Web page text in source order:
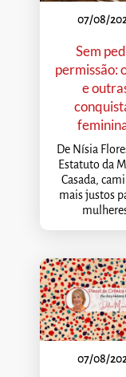
07/08/
Sem
permissão:
e
De Nísia
Estatuto da
Casada,
mais justos
07/08/